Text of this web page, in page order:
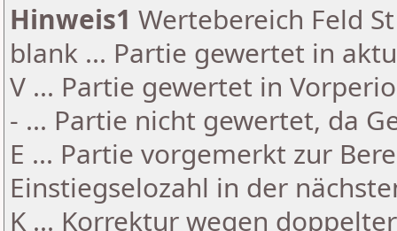
Hinweis1 Wertebereich Feld
blank ... Partie gewertet in
V ... Partie gewertet in
- ... Partie nicht gewertet, da
E ... Partie vorgemerkt zur
Einstiegselozahl in der
K ... Korrektur wegen